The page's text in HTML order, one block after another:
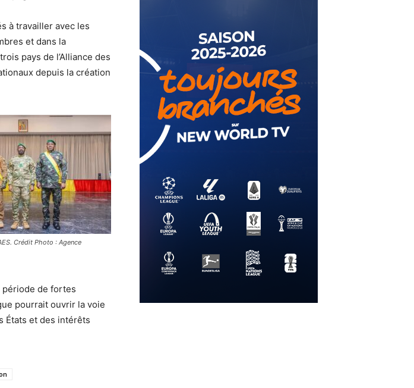
à travailler avec les
et dans la
pays de l’Alliance des
depuis la création
Crédit Photo : Agence
période de fortes
pourrait ouvrir la voie
États et des intérêts